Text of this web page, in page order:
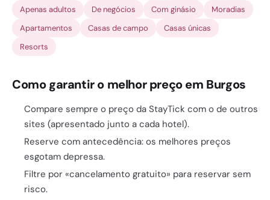
Apenas adultos
De negócios Com ginásio
Moradias
Apartamentos
Casas de campo
Casas únicas
Resorts
Como garantir o melhor preço em Burgos
Compare sempre o preço da StayTick com o de outros
sites (apresentado junto a cada hotel).
Reserve com antecedência: os melhores preços
esgotam depressa.
Filtre por «cancelamento gratuito» para reservar sem
risco.